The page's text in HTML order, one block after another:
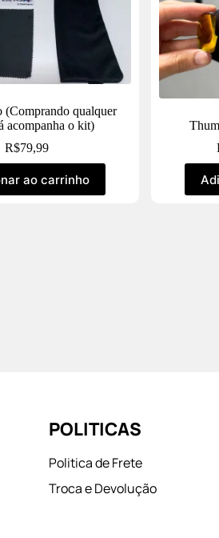
(Comprando qualquer
acompanha o kit)
R$79,99
ao carrinho
POLITICAS
Politica de Frete
Troca e Devolução